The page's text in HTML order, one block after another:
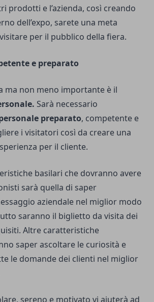
prodotti e l’azienda, così creando
dell’expo, sarete una meta
per il pubblico della fiera.
e preparato
ma non meno importante è il
Sarà necessario
preparato, competente e
i visitatori così da creare una
per il cliente.
basilari che dovranno avere
sarà quella di saper
aziendale nel miglior modo
saranno il biglietto da visita dei
Altre caratteristiche
saper ascoltare le curiosità e
le domande dei clienti nel miglior
sereno e motivato vi aiuterà ad